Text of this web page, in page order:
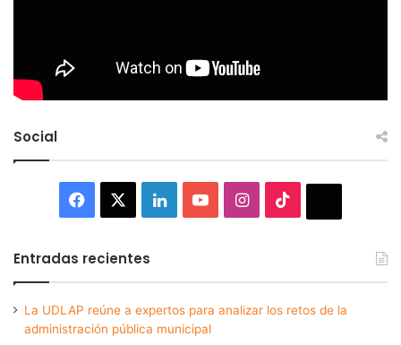
Social
Facebook LinkedInYouTubeInstagram
Entradas recientes
La UDLAP reúne a expertos para analizar los retos de la
administración pública municipal